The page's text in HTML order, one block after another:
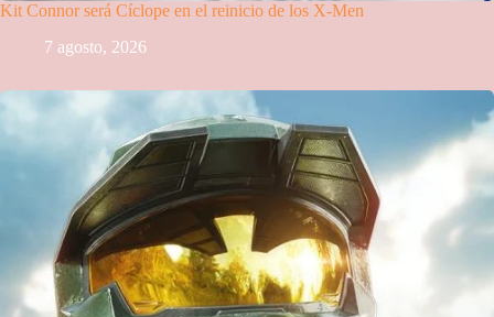
Kit Connor será Cíclope en el reinicio de los X-Men
7 agosto, 2026